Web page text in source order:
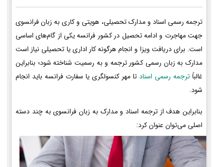
ترجمه رسمی اسناد و مدارک تحصیلی، هویتی و کاری به زبان فرانسوی
جهت مهاجرت و ادامه تحصیل در کشور فرانسه یکی از گام‌های اساسی
است. برای دریافت ویزا و انجام هرگونه کار اداری یا تحصیلی نیاز است
مدارک به زبان رسمی کشور ترجمه و به رسمیت شناخته شود؛ بنابراین
غالباً ترجمه رسمی اسناد تا مهر کنسولگری یا سفارت فرانسه باید انجام
شود.
بنابراین هدف از ترجمه اسناد و مدارک به زبان فرانسوی به چند دسته
اصلی می‌توان عنوان کرد: